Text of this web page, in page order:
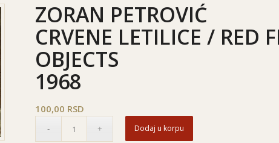
ZORAN PETROVIĆ
CRVENE LETILICE / RED
OBJECTS
1968
100,00 RSD
Dodaj u korpu